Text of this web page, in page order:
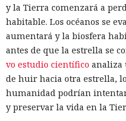
y la Tierra comenzará a
habitable. Los océanos se
aumentará y la biosfera
antes de que la estrella se
vo estudio científico analiza
de huir hacia otra estrella,
humanidad podrían
y preservar la vida en la